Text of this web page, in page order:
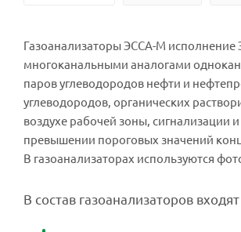
Газоанализаторы ЭССА-М
многоканальными аналогами
паров углеводородов нефти и
углеводородов, органических
воздухе рабочей зоны,
превышении пороговых значений
В газоанализаторах используются
В состав газоанализаторов